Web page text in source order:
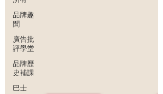
品牌趣
聞
廣告批
評學堂
品牌歷
史補課
巴士